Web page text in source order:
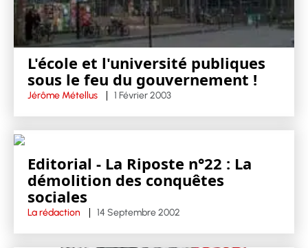
L'école et l'université publiques
sous le feu du gouvernement !
Jérôme Métellus 1 Février 2003
Editorial - La Riposte n°22 : La
démolition des conquêtes
sociales
La rédaction 14 Septembre 2002